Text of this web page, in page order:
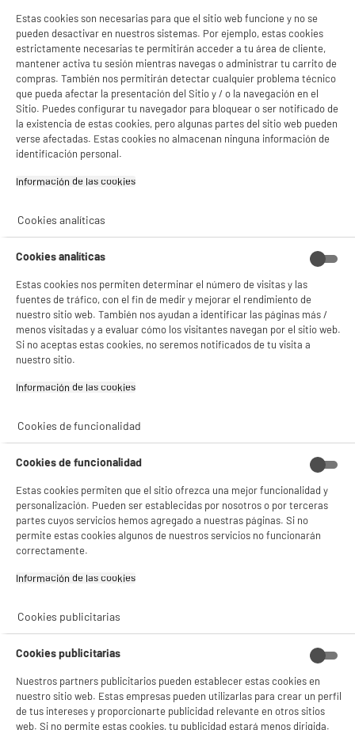
Rechazar todas
BIENVENIDO a ELECTRO
DEPOT
Con el fin de mejorar tu experiencia, y tras tu consentimiento, ELECTRO DEPOT
y sus socios utilizan cookies que procesan tus datos personales para:
- compartir contenido adaptado a tus preferencias
- ofrecer publicidad y comunicaciones personalizadas
- facilitar el intercambio de contenido en las redes sociales
- analizar el tráfico en nuestro sitio web Consulta la política de cookies.
gestionando sus cookies.
Gestionar cookies
Estas cookies son necesarias para que el sitio web funcione y no se
pueden desactivar en nuestros sistemas. Por ejemplo, estas cookies
estrictamente necesarias te permitirán acceder a tu área de cliente,
mantener activa tu sesión mientras navegas o administrar tu carrito de
compras. También nos permitirán detectar cualquier problema técnico
que pueda afectar la presentación del Sitio y / o la navegación en el
Sitio. Puedes configurar tu navegador para bloquear o ser notificado de
la existencia de estas cookies, pero algunas partes del sitio web pueden
verse afectadas. Estas cookies no almacenan ninguna información de
identificación personal.
Información de las cookies‎
Cookies analíticas
Cookies analíticas
Estas cookies nos permiten determinar el número de visitas y las
fuentes de tráfico, con el fin de medir y mejorar el rendimiento de
nuestro sitio web. También nos ayudan a identificar las páginas más /
menos visitadas y a evaluar cómo los visitantes navegan por el sitio web.
Si no aceptas estas cookies, no seremos notificados de tu visita a
nuestro sitio.
Información de las cookies‎
Cookies de funcionalidad
Cookies de funcionalidad
Estas cookies permiten que el sitio ofrezca una mejor funcionalidad y
personalización. Pueden ser establecidas por nosotros o por terceras
partes cuyos servicios hemos agregado a nuestras páginas. Si no
permite estas cookies algunos de nuestros servicios no funcionarán
correctamente.
Información de las cookies‎
Cookies publicitarias
Cookies publicitarias
Nuestros partners publicitarios pueden establecer estas cookies en
nuestro sitio web. Estas empresas pueden utilizarlas para crear un perfil
de tus intereses y proporcionarte publicidad relevante en otros sitios
web. Si no permite estas cookies, tu publicidad estará menos dirigida.